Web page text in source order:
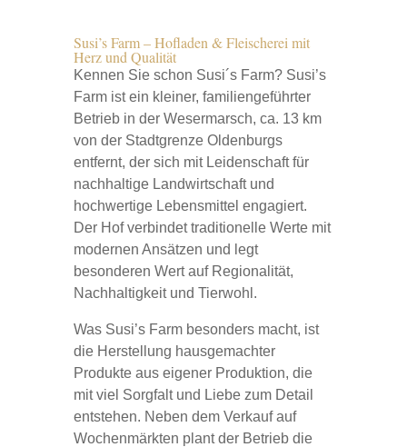
Susi’s Farm – Hofladen & Fleischerei mit
Herz und Qualität
Kennen Sie schon Susi´s Farm? Susi’s
Farm ist ein kleiner, familiengeführter
Betrieb in der Wesermarsch, ca. 13 km
von der Stadtgrenze Oldenburgs
entfernt, der sich mit Leidenschaft für
nachhaltige Landwirtschaft und
hochwertige Lebensmittel engagiert.
Der Hof verbindet traditionelle Werte mit
modernen Ansätzen und legt
besonderen Wert auf Regionalität,
Nachhaltigkeit und Tierwohl.
Was Susi’s Farm besonders macht, ist
die Herstellung hausgemachter
Produkte aus eigener Produktion, die
mit viel Sorgfalt und Liebe zum Detail
entstehen. Neben dem Verkauf auf
Wochenmärkten plant der Betrieb die